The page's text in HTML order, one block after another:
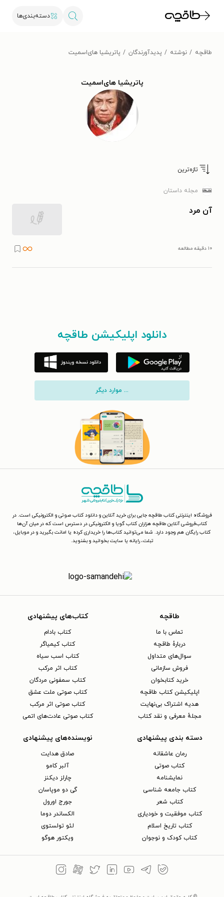
دسته‌بندی‌ها
طاقچه نوشته پدیدآورندگان پاتریشیا های‌اسمیت
پاتریشیا های‌اسمیت
تازه‌ترین
مجله داستان
آن مرد
۱۰ دقیقه مطالعه
دانلود اپلیکیشن طاقچه
... موارد دیگر
فروشگاه اینترنتی کتاب طاقچه جایی برای خرید آنلاین و دانلود کتاب صوتی و الکترونیکی است. در
کتاب‌فروشی آنلاین طاقچه هزاران کتاب گویا و الکترونیکی در دسترس است که در میان آن‌ها
کتاب رایگان هم وجود دارد. شما می‌توانید کتاب‌ها را خریداری کرده یا امانت بگیرید و در موبایل،
تبلت، رایانه یا سایت بخوانید و بشنوید.
طاقچه
تماس با ما
دربارهٔ طاقچه
سوال‌های متداول
فروش سازمانی
خرید کتابخوان
اپلیکیشن کتاب طاقچه
هدیه اشتراک بی‌نهایت
مجلهٔ معرفی و نقد کتاب
کتاب‌های پیشنهادی
کتاب بادام
کتاب کیمیاگر
کتاب اسب سیاه
کتاب اثر مرکب
کتاب سمفونی مردگان
کتاب صوتی ملت عشق
کتاب صوتی اثر مرکب
کتاب صوتی عادت‌های اتمی
دسته بندی پیشنهادی
رمان عاشقانه
کتاب‌ صوتی
نمایشنامه
کتاب جامعه شناسی
کتاب شعر
کتاب موفقیت و خودیاری
کتاب تاریخ اسلام
کتاب کودک و نوجوان
نویسنده‌های پیشنهادی
صادق هدایت
آلبر کامو
چارلز دیکنز
گی دو موپاسان
جورج اورول
الکساندر دوما
لئو تولستوی
ویکتور هوگو